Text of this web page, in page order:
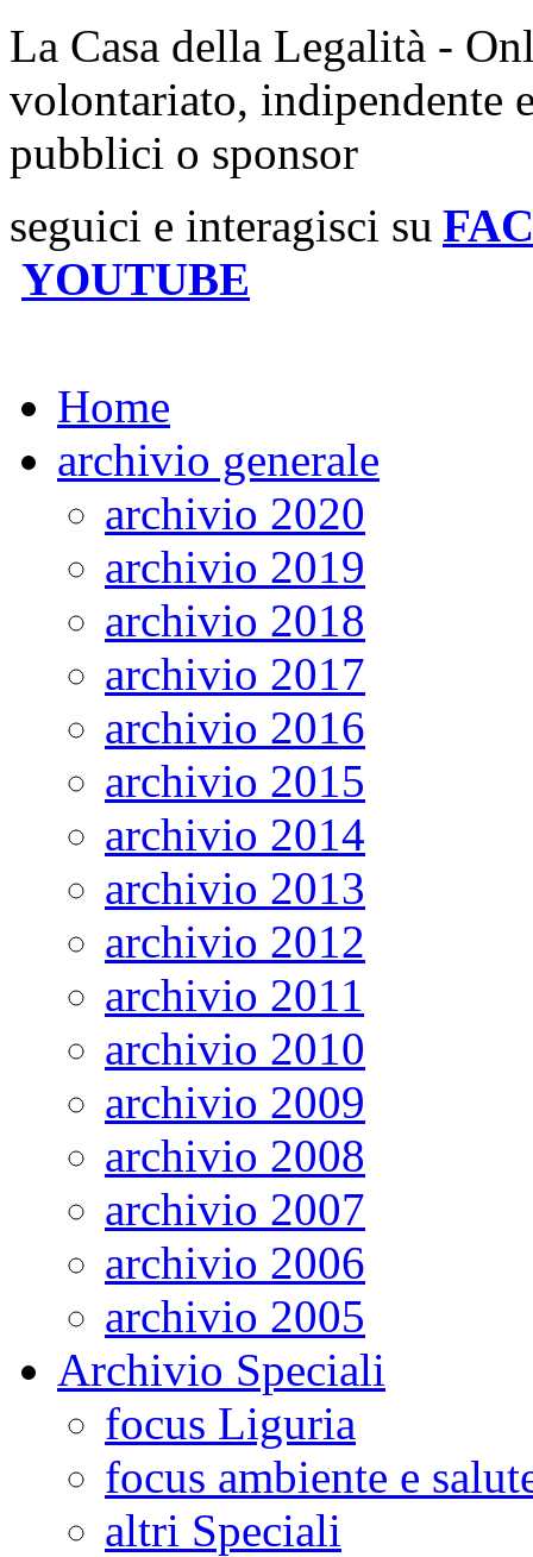
La Casa della Legalità -
volontariato, indipendente
pubblici o sponsor
seguici e interagisci su
YOUTUBE
Home
archivio generale
archivio 2020
archivio 2019
archivio 2018
archivio 2017
archivio 2016
archivio 2015
archivio 2014
archivio 2013
archivio 2012
archivio 2011
archivio 2010
archivio 2009
archivio 2008
archivio 2007
archivio 2006
archivio 2005
Archivio Speciali
focus Liguria
focus ambiente e
altri Speciali